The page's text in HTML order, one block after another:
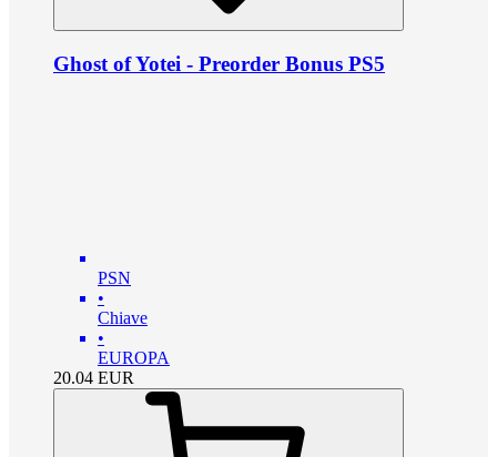
Ghost of Yotei - Preorder Bonus PS5
PSN
•
Chiave
•
EUROPA
20.04 EUR